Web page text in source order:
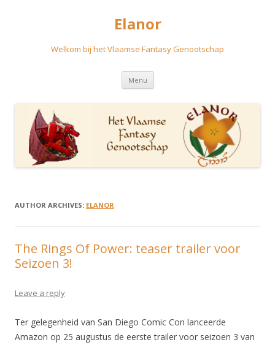
Elanor
Welkom bij het Vlaamse Fantasy Genootschap
Menu Skip
content
AUTHOR ARCHIVES: ELANOR
The Rings Of Power: teaser trailer voor
Seizoen 3!
Leave a reply
Ter gelegenheid van San Diego Comic Con lanceerde
Amazon op 25 augustus de eerste trailer voor seizoen 3 van